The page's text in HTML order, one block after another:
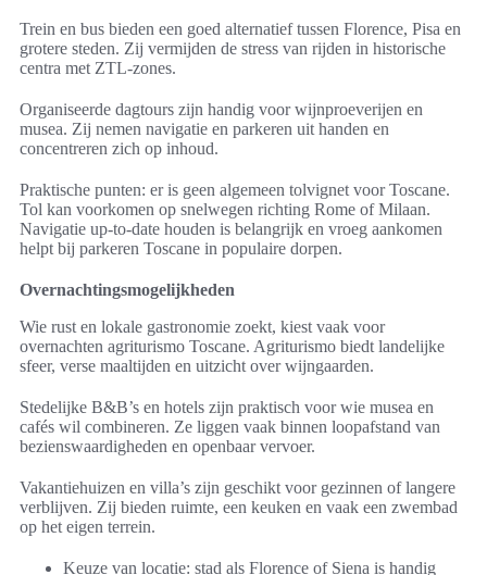
Trein en bus bieden een goed alternatief tussen Florence, Pisa en
grotere steden. Zij vermijden de stress van rijden in historische
centra met ZTL-zones.
Organiseerde dagtours zijn handig voor wijnproeverijen en
musea. Zij nemen navigatie en parkeren uit handen en
concentreren zich op inhoud.
Praktische punten: er is geen algemeen tolvignet voor Toscane.
Tol kan voorkomen op snelwegen richting Rome of Milaan.
Navigatie up-to-date houden is belangrijk en vroeg aankomen
helpt bij parkeren Toscane in populaire dorpen.
Overnachtingsmogelijkheden
Wie rust en lokale gastronomie zoekt, kiest vaak voor
overnachten agriturismo Toscane. Agriturismo biedt landelijke
sfeer, verse maaltijden en uitzicht over wijngaarden.
Stedelijke B&B’s en hotels zijn praktisch voor wie musea en
cafés wil combineren. Ze liggen vaak binnen loopafstand van
bezienswaardigheden en openbaar vervoer.
Vakantiehuizen en villa’s zijn geschikt voor gezinnen of langere
verblijven. Zij bieden ruimte, een keuken en vaak een zwembad
op het eigen terrein.
Keuze van locatie: stad als Florence of Siena is handig